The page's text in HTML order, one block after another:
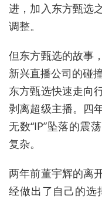
进，加入东方甄选
调整。
但东方甄选的故事
新兴直播公司的碰
东方甄选快速走向
剥离超级主播。四
无数“IP”坠落的震
复杂。
两年前董宇辉的离
经做出了自己的